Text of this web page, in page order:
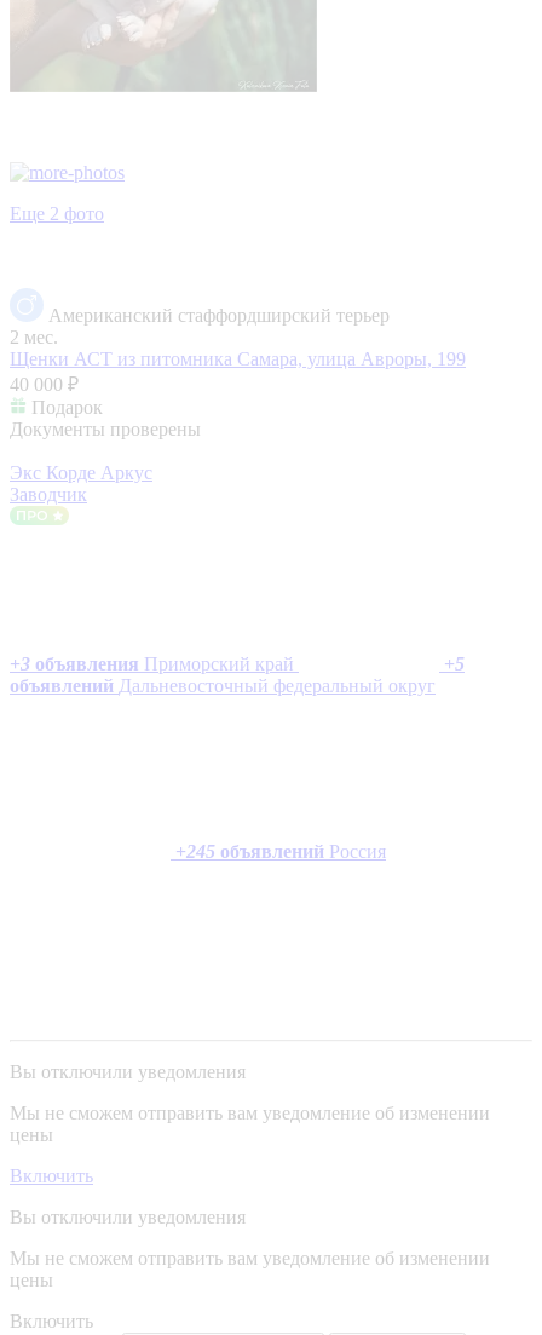
Еще 2 фото
Американский стаффордширский терьер
2 мес.
Щенки АСТ из питомника Самара, улица Авроры, 199
40 000 ₽
Подарок
Документы проверены
Экс Корде Аркус
Заводчик
+3 объявления Приморский край +5
объявлений Дальневосточный федеральный округ
+245 объявлений Россия
Вы отключили уведомления
Мы не сможем отправить вам уведомление об изменении
цены
Включить
Вы отключили уведомления
Мы не сможем отправить вам уведомление об изменении
цены
Включить